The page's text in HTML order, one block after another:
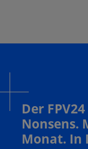
Der
Nonsens.
Monat. In